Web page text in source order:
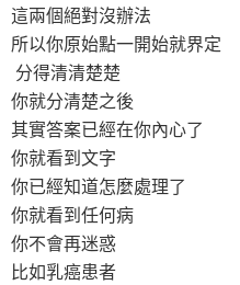
這兩個絕對沒辦法
所以你原始點一開始就界定
分得清清楚楚
你就分清楚之後
其實答案已經在你內心了
你就看到文字
你已經知道怎麼處理了
你就看到任何病
你不會再迷惑
比如乳癌患者